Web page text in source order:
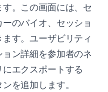
。この画面には、セ
のバイオ、セッショ
す。ユーザビリティ
ン詳細を参加者のネ
エクスポートする
を追加します。